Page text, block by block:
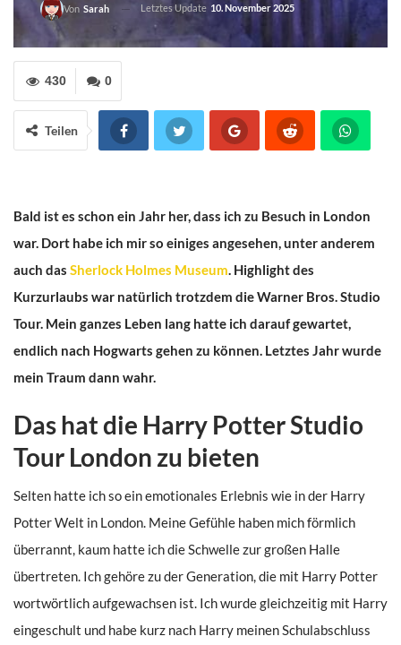
Von Sarah Letztes Update 10. November 2025
0
430
Teilen
Bald ist es schon ein Jahr her, dass ich zu Besuch in London
war. Dort habe ich mir so einiges angesehen, unter anderem
auch das Sherlock Holmes Museum. Highlight des
Kurzurlaubs war natürlich trotzdem die Warner Bros. Studio
Tour. Mein ganzes Leben lang hatte ich darauf gewartet,
endlich nach Hogwarts gehen zu können. Letztes Jahr wurde
mein Traum dann wahr.
Das hat die Harry Potter Studio
Tour London zu bieten
Selten hatte ich so ein emotionales Erlebnis wie in der Harry
Potter Welt in London. Meine Gefühle haben mich förmlich
überrannt, kaum hatte ich die Schwelle zur großen Halle
übertreten. Ich gehöre zu der Generation, die mit Harry Potter
wortwörtlich aufgewachsen ist. Ich wurde gleichzeitig mit Harry
eingeschult und habe kurz nach Harry meinen Schulabschluss